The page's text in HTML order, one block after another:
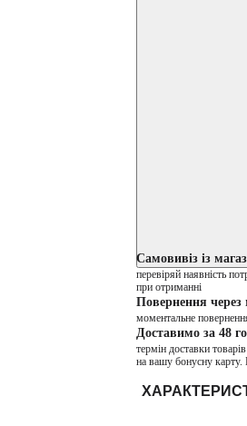
Самовивіз із
перевіряй наявність
при отриманні
Повернення через
моментальне
Доставимо за 48
термін доставки
на вашу бонусну карту.